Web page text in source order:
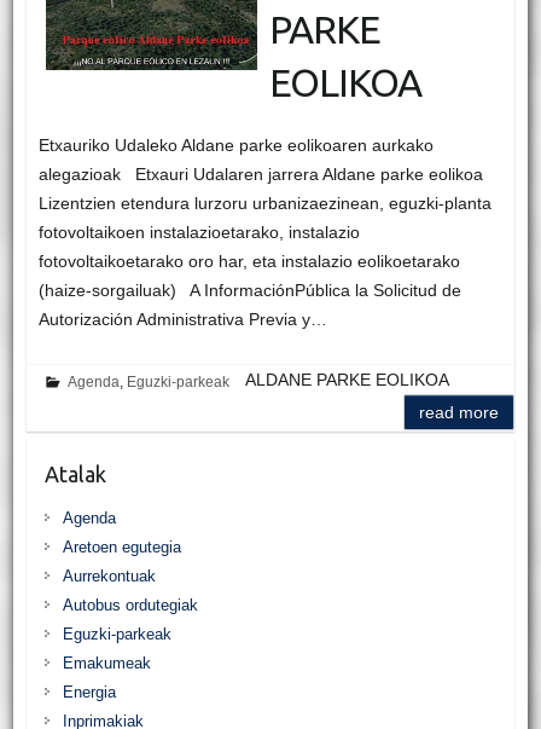
PARKE
EOLIKOA
Etxauriko Udaleko Aldane parke eolikoaren aurkako
alegazioak Etxauri Udalaren jarrera Aldane parke eolikoa
Lizentzien etendura lurzoru urbanizaezinean, eguzki-planta
fotovoltaikoen instalazioetarako, instalazio
fotovoltaikoetarako oro har, eta instalazio eolikoetarako
(haize-sorgailuak) A InformaciónPública la Solicitud de
Autorización Administrativa Previa y…
Agenda, Eguzki-parkeak
ALDANE PARKE EOLIKOA
read more
Atalak
Agenda
Aretoen egutegia
Aurrekontuak
Autobus ordutegiak
Eguzki-parkeak
Emakumeak
Energia
Inprimakiak